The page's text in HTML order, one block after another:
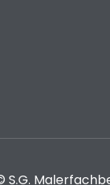
S.G.